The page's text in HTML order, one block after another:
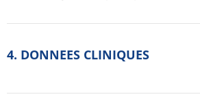
4. DONNEES CLINIQUES